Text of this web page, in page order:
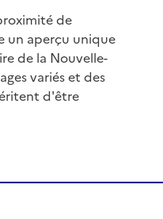
de
un aperçu unique
de la Nouvelle-
variés et des
d'être